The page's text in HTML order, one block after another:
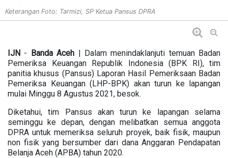
Keterangan Foto: Tarmizi, SP Ketua Pansus DPRA
IJN - Banda Aceh | Dalam menindaklanjuti temuan Badan
Pemeriksa Keuangan Republik Indonesia (BPK RI), tim
panitia khusus (Pansus) Laporan Hasil Pemeriksaan Badan
Pemeriksa Keuangan (LHP-BPK) akan turun ke lapangan
mulai Minggu 8 Agustus 2021, besok.
Diketahui, tim Pansus akan turun ke lapangan selama
seminggu ke depan, dengan melibatkan semua anggota
DPRA untuk memeriksa seluruh proyek, baik fisik, maupun
non fisik yang bersumber dari dana Anggaran Pendapatan
Belanja Aceh (APBA) tahun 2020.